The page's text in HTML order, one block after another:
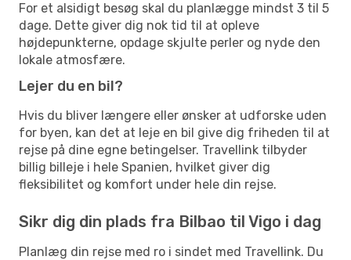
For et alsidigt besøg skal du planlægge mindst 3 til 5
dage. Dette giver dig nok tid til at opleve
højdepunkterne, opdage skjulte perler og nyde den
lokale atmosfære.
Lejer du en bil?
Hvis du bliver længere eller ønsker at udforske uden
for byen, kan det at leje en bil give dig friheden til at
rejse på dine egne betingelser. Travellink tilbyder
billig billeje i hele Spanien, hvilket giver dig
fleksibilitet og komfort under hele din rejse.
Sikr dig din plads fra Bilbao til Vigo i dag
Planlæg din rejse med ro i sindet med Travellink. Du